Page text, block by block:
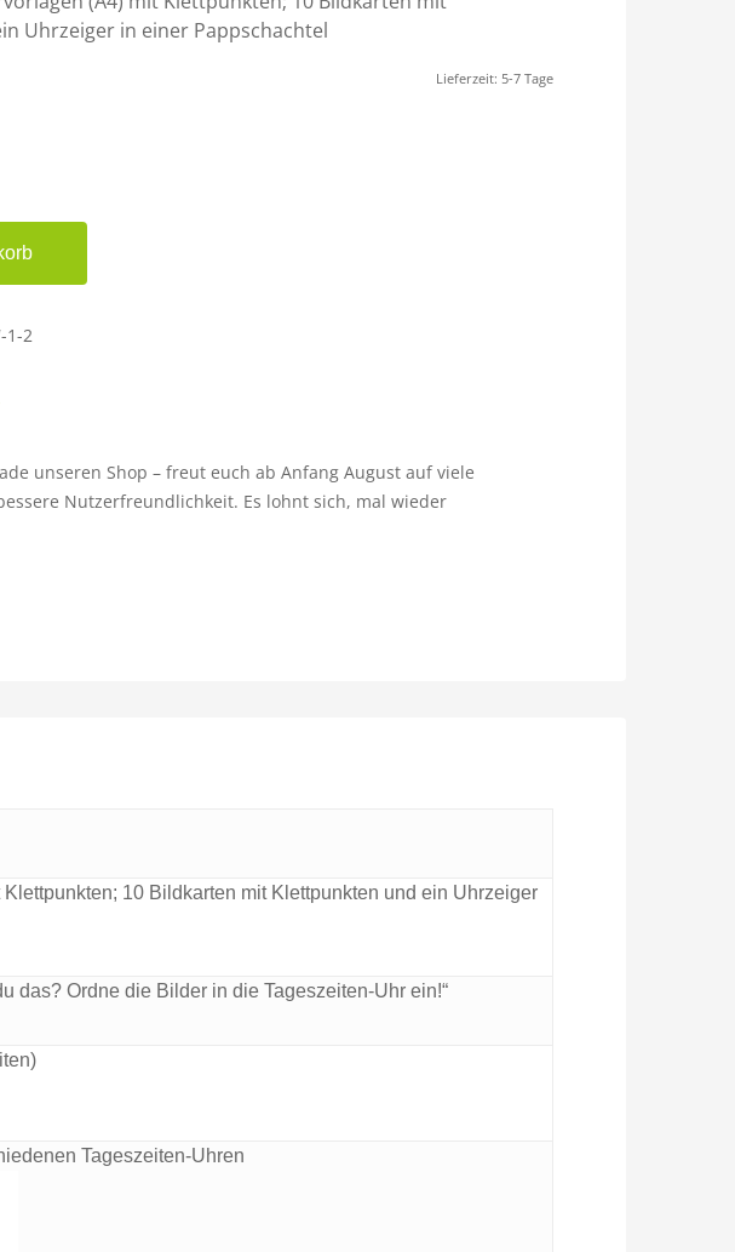
Uhrzeiger in einer Pappschachtel
Lieferzeit: 5-7 Tage
1-2
unseren Shop – freut euch ab Anfang August auf viele
Nutzerfreundlichkeit. Es lohnt sich, mal wieder
10 Bildkarten mit Klettpunkten und ein Uhrzeiger
das? Ordne die Bilder in die Tageszeiten-Uhr ein!“
Tageszeiten-Uhren